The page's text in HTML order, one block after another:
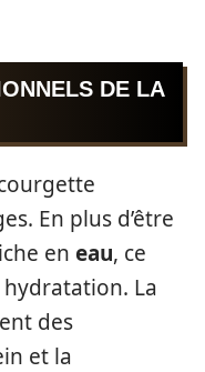
DE LA
En plus d’être
en eau, ce
La
des
et la